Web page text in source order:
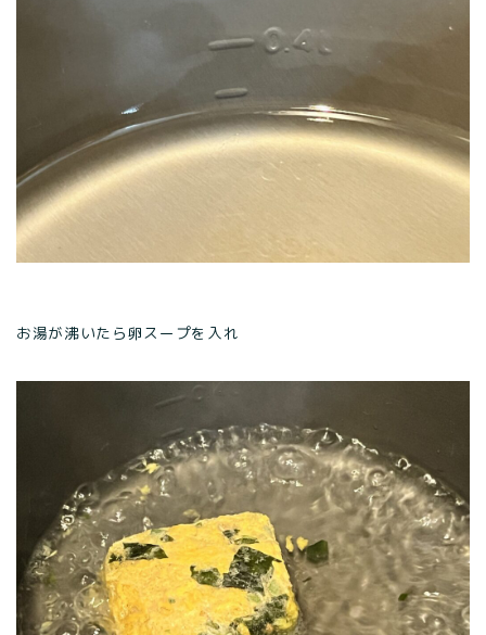
お湯が沸いたら卵スープを入れ